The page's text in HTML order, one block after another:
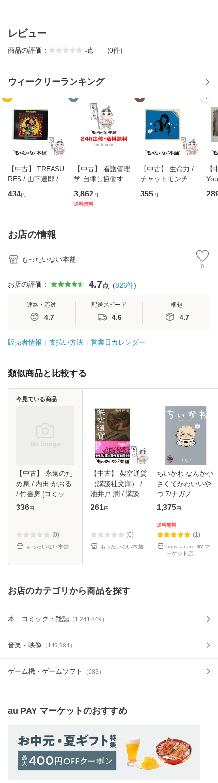
レビュー
商品の評価： -点 (0件)
ウィークリーランキング
1
【中古】 TREASU
RES / 山下達郎 /
イーストウエス
ト・ジャパン [CD]
434円
2
【中古】 看護管理
学 自律し協働する
専門職の看護マネ
ジメントスキル 改
3,862円
送料無料
3
【中古】 生命力 /
チャットモンチー /
キューンレコード
[CD]【メール便送
355円
4
【
のが
お店の情報
もったいない本舗
0
お店の評価： 4.7点 (826件)
連絡・応対
4.7
配送スピード
4.6
梱包
4.7
販売者情報 支払い方法 営業日カレンダー
類似商品と比較する
【中古】 永遠のた
め息 / 内田 かおる
/ 竹書房 [コミック]
【メール便送料無
336円
(0)
もったいない本舗
今見ている商品
【中古】 架空通貨
（講談社文庫） /
池井戸 潤 / 講談社
[文庫]【メール便送
261円
(0)
もったいない本舗
ちいかわ なんか小
さくてかわいいや
つ 7/ナガノ
1,375円
送料無料
(1)
bookfan au PAY マ
ーケット店
お店のカテゴリから商品を探す
本・コミック・雑誌 （ 1,241,849 ）
音楽・映像 （ 149,984）
ゲーム機・ゲームソフト （283 ）
au PAY マーケットのおすすめ